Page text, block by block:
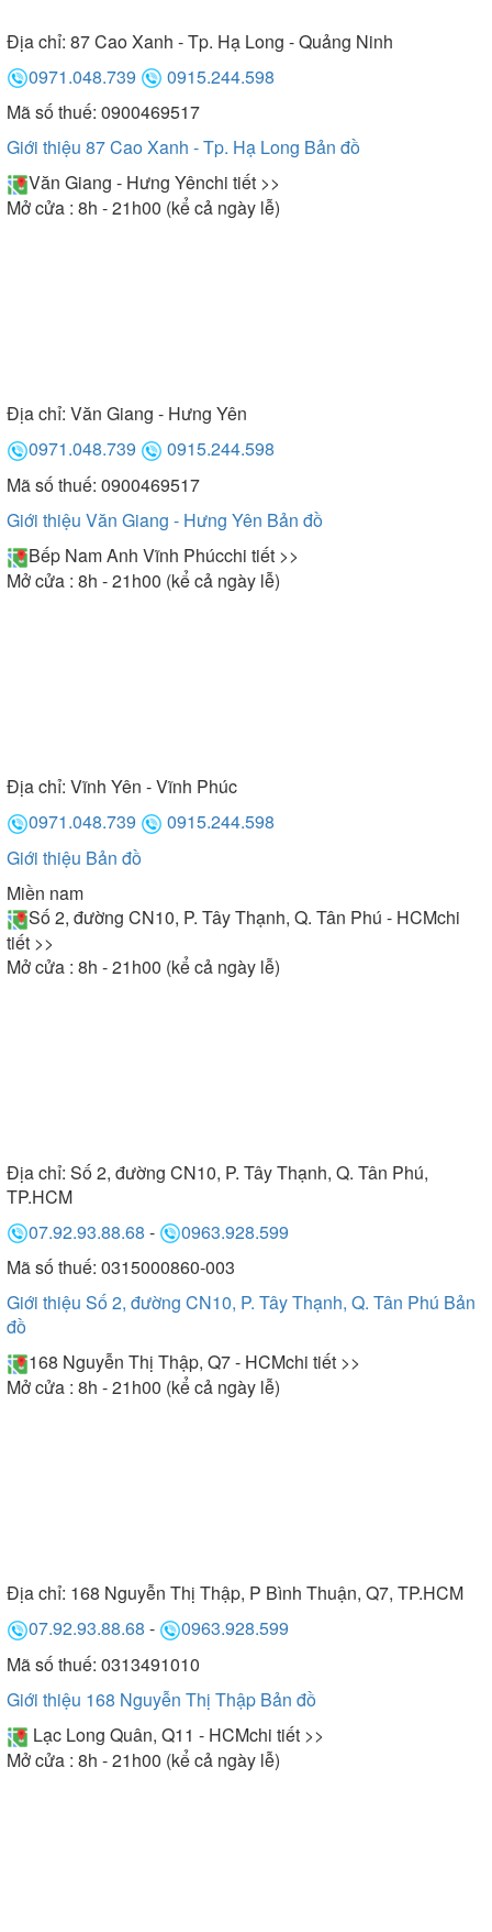
Địa chỉ: 87 Cao Xanh - Tp. Hạ Long - Quảng Ninh
0971.048.739
0915.244.598
Mã số thuế: 0900469517
Giới thiệu 87 Cao Xanh - Tp. Hạ Long Bản đồ
Văn Giang - Hưng Yênchi tiết >>
Mở cửa : 8h - 21h00 (kể cả ngày lễ)
Địa chỉ: Văn Giang - Hưng Yên
0971.048.739
0915.244.598
Mã số thuế: 0900469517
Giới thiệu Văn Giang - Hưng Yên Bản đồ
Bếp Nam Anh Vĩnh Phúcchi tiết >>
Mở cửa : 8h - 21h00 (kể cả ngày lễ)
Địa chỉ: Vĩnh Yên - Vĩnh Phúc
0971.048.739
0915.244.598
Giới thiệu Bản đồ
Miền nam
Số 2, đường CN10, P. Tây Thạnh, Q. Tân Phú - HCMchi
tiết >>
Mở cửa : 8h - 21h00 (kể cả ngày lễ)
Địa chỉ: Số 2, đường CN10, P. Tây Thạnh, Q. Tân Phú,
TP.HCM
07.92.93.88.68 -
0963.928.599
Mã số thuế: 0315000860-003
Giới thiệu Số 2, đường CN10, P. Tây Thạnh, Q. Tân Phú Bản
đồ
168 Nguyễn Thị Thập, Q7 - HCMchi tiết >>
Mở cửa : 8h - 21h00 (kể cả ngày lễ)
Địa chỉ: 168 Nguyễn Thị Thập, P Bình Thuận, Q7, TP.HCM
07.92.93.88.68 -
0963.928.599
Mã số thuế: 0313491010
Giới thiệu 168 Nguyễn Thị Thập Bản đồ
Lạc Long Quân, Q11 - HCMchi tiết >>
Mở cửa : 8h - 21h00 (kể cả ngày lễ)